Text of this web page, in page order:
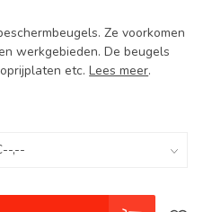
Ze voorkomen
werkgebieden. De beugels
oprijplaten etc.Lees meer.